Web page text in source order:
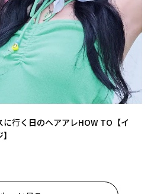
に行く日のヘアアレHOW TO【イ